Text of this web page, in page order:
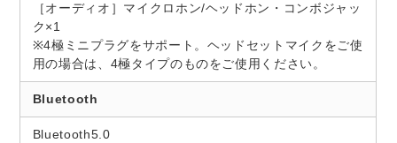
［オーディオ］マイクロホン/ヘッドホン・コンボジャッ
ク×1
※4極ミニプラグをサポート。ヘッドセットマイクをご使
用の場合は、4極タイプのものをご使用ください。
Bluetooth
Bluetooth5.0